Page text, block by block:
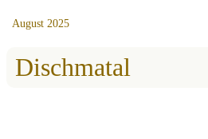
August 2025
Dischmatal